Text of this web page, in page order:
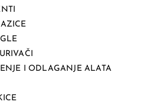
I ODLAGANJE ALATA